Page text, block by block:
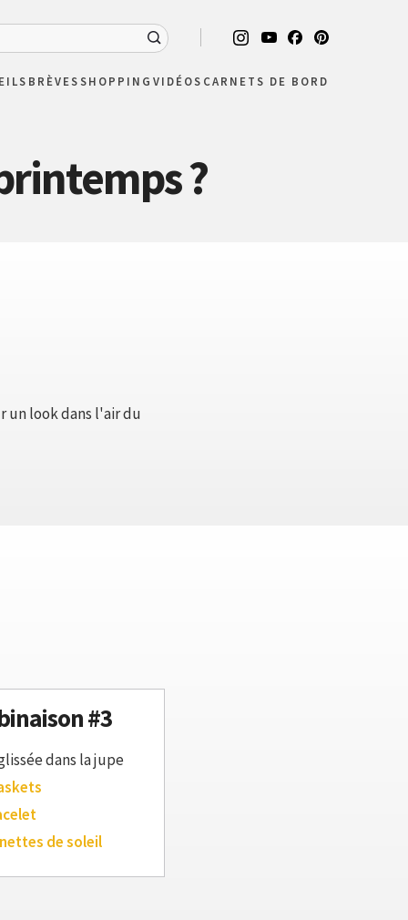
BRÈVESSHOPPING VIDÉOS CARNETS DE BORD
?
un look dans l'air du
#3
dans la jupe
de soleil